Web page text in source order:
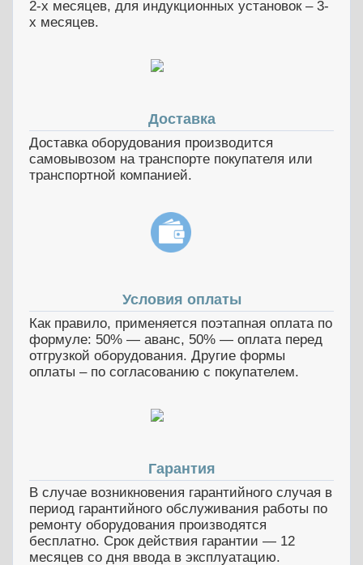
2-х месяцев, для индукционных установок – 3-
х месяцев.
Доставка
Доставка оборудования производится
самовывозом на транспорте покупателя или
транспортной компанией.
Условия оплаты
Как правило, применяется поэтапная оплата по
формуле: 50% — аванс, 50% — оплата перед
отгрузкой оборудования. Другие формы
оплаты – по согласованию с покупателем.
Гарантия
В случае возникновения гарантийного случая в
период гарантийного обслуживания работы по
ремонту оборудования производятся
бесплатно. Срок действия гарантии — 12
месяцев со дня ввода в эксплуатацию.